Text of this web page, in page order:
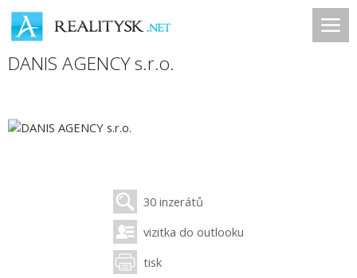
DANIS AGENCY s.r.o.
30 inzerátů
vizitka do outlooku
tisk